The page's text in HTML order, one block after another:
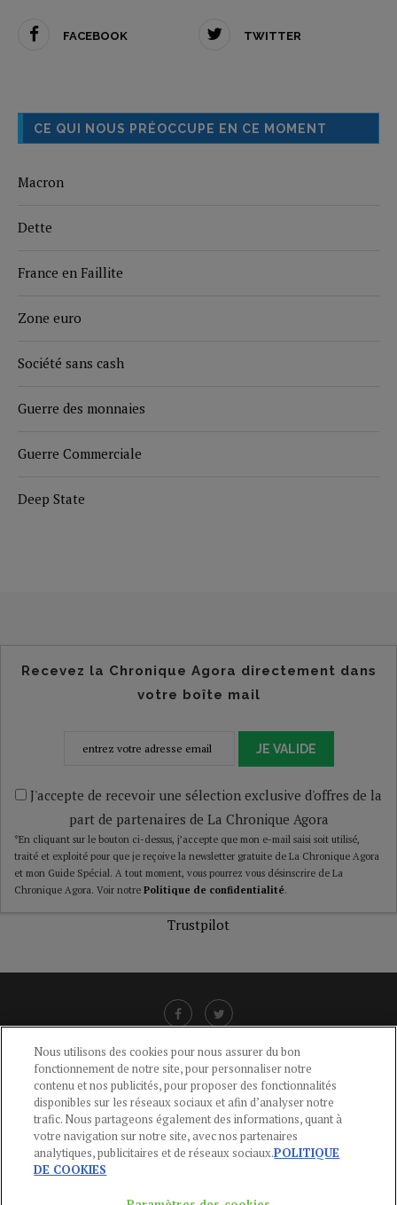
FACEBOOK TWITTER
CE QUI NOUS PRÉOCCUPE EN CE MOMENT
Macron
Dette
France en Faillite
Zone euro
Société sans cash
Guerre des monnaies
Guerre Commerciale
Deep State
Recevez la Chronique Agora directement dans
votre boîte mail
JE VALIDE
J'accepte de recevoir une sélection exclusive d'offres de la
part de partenaires de La Chronique Agora
*En cliquant sur le bouton ci-dessus, j’accepte que mon e-mail saisi soit utilisé,
traité et exploité pour que je reçoive la newsletter gratuite de La Chronique Agora
et mon Guide Spécial. A tout moment, vous pourrez vous désinscrire de La
Chronique Agora. Voir notre Politique de confidentialité.
Trustpilot
LIENS UTILES
CGU-POLITIQUE DE CONFIDENTIALITÉ -POLITIQUE DES COOKIES
MENTIONS LÉGALES -AIDE
CONTACT
Nous utilisons des cookies pour nous assurer du bon
fonctionnement de notre site, pour personnaliser notre
contenu et nos publicités, pour proposer des fonctionnalités
disponibles sur les réseaux sociaux et afin d’analyser notre
trafic. Nous partageons également des informations, quant à
votre navigation sur notre site, avec nos partenaires
analytiques, publicitaires et de réseaux sociaux.POLITIQUE
DE COOKIES